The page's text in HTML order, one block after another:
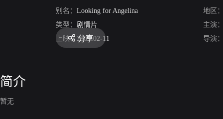
别名： Looking for Angelina
地区
类型： 剧情片
主演
上映： 2005-02-11 导演
分享
简介
暂无